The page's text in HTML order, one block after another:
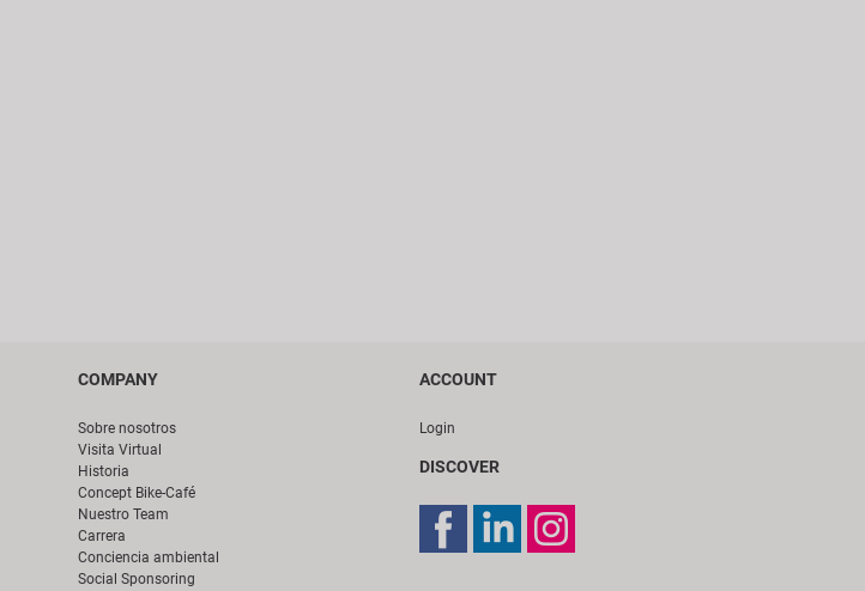
COMPANY
Sobre nosotros
Visita Virtual
Historia
Concept Bike-Café
Nuestro Team
Carrera
Conciencia ambiental
Social Sponsoring
ACCOUNT
Login
DISCOVER